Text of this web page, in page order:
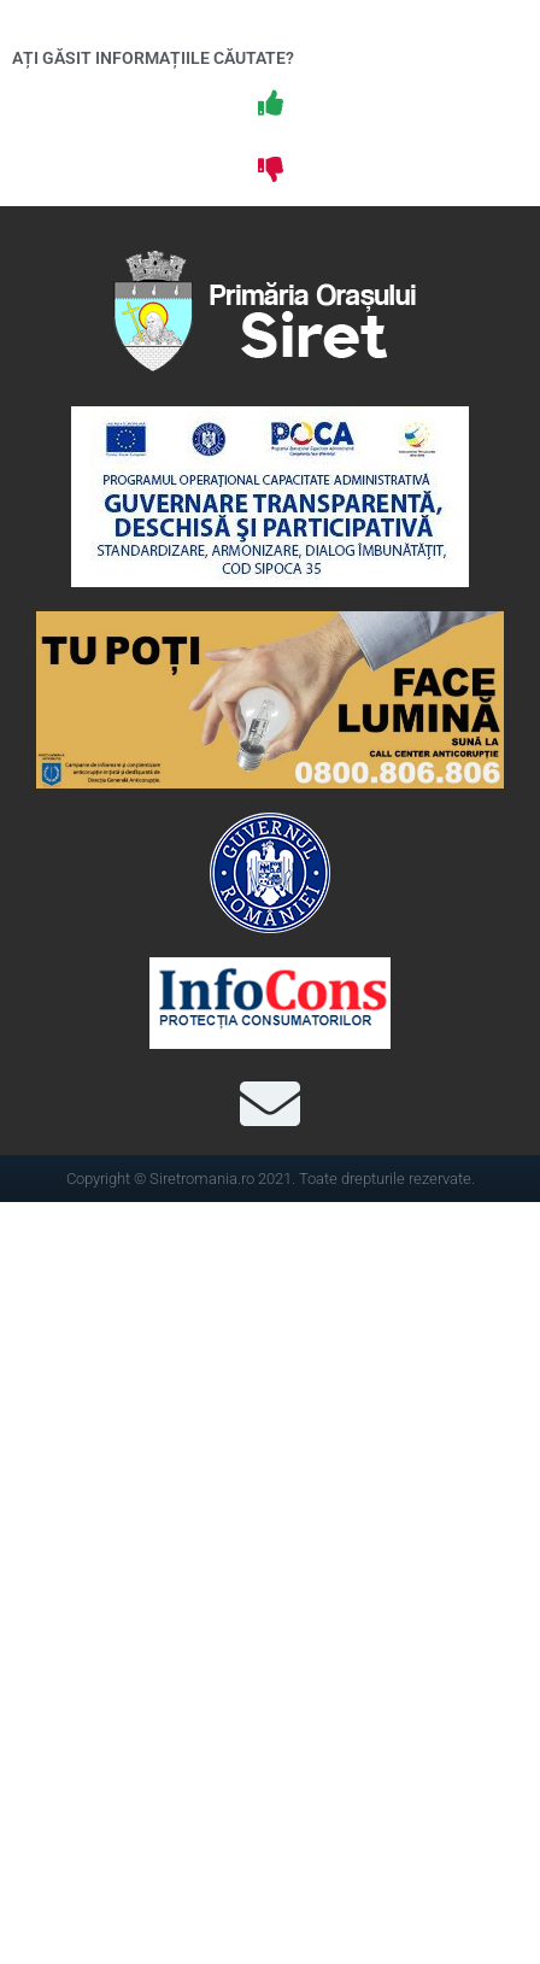
AȚI GĂSIT INFORMAȚIILE CĂUTATE?
Copyright © Siretromania.ro 2021. Toate drepturile rezervate.